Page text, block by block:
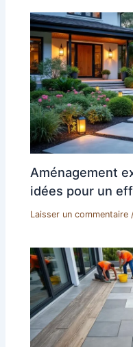
Aménagement
idées pour un
Laisser un commentaire